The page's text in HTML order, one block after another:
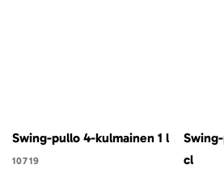
Swing-pullo 4-kulmainen 1 l
10719
cl